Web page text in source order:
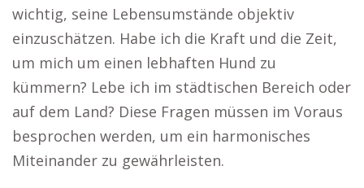
wichtig, seine Lebensumstände objektiv
einzuschätzen. Habe ich die Kraft und die Zeit,
um mich um einen lebhaften Hund zu
kümmern? Lebe ich im städtischen Bereich oder
auf dem Land? Diese Fragen müssen im Voraus
besprochen werden, um ein harmonisches
Miteinander zu gewährleisten.